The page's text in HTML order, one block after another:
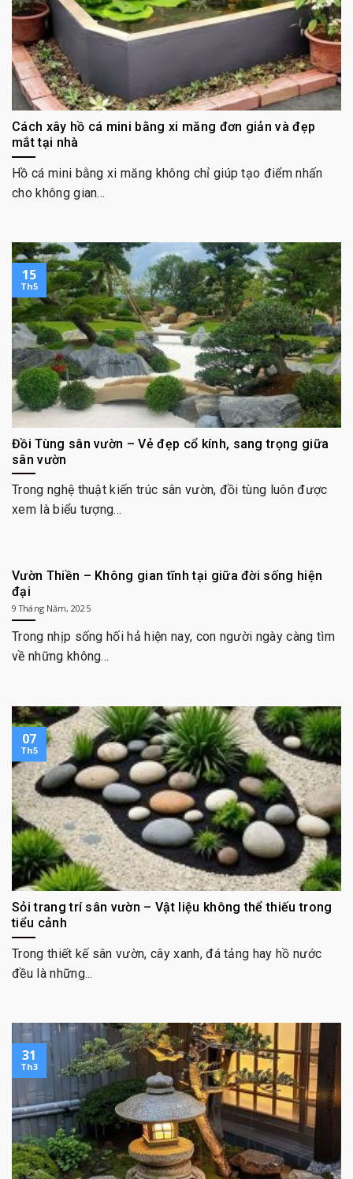
Cách xây hồ cá mini bằng xi măng đơn giản và đẹp
mắt tại nhà
Hồ cá mini bằng xi măng không chỉ giúp tạo điểm nhấn
cho không gian...
Đồi Tùng sân vườn – Vẻ đẹp cổ kính, sang trọng giữa
sân vườn
Trong nghệ thuật kiến trúc sân vườn, đồi tùng luôn được
xem là biểu tượng...
15
Th5
Vườn Thiền – Không gian tĩnh tại giữa đời sống hiện
đại
9 Tháng Năm, 2025
Trong nhịp sống hối hả hiện nay, con người ngày càng tìm
về những không...
Sỏi trang trí sân vườn – Vật liệu không thể thiếu trong
tiểu cảnh
Trong thiết kế sân vườn, cây xanh, đá tảng hay hồ nước
đều là những...
07
Th5
31
Th3